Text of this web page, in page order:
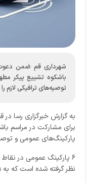
شهرداری قم ضمن
باشکوه تشییع پیکر
توصیه‌های ترافیکی لازم
به گزارش خبرگزاری رسا
برای مشارکت در مراسم
پارکینگ‌های عمومی و
۶ پارکینگ عمومی در
نظر گرفته شده است که